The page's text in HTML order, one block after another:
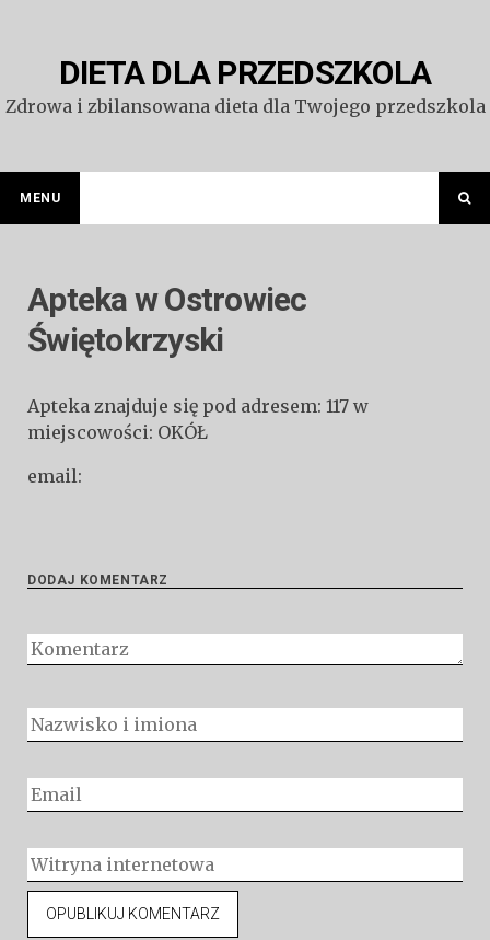
DIETA DLA PRZEDSZKOLA
Zdrowa i zbilansowana dieta dla Twojego przedszkola
MENU
Apteka w Ostrowiec
Świętokrzyski
Apteka znajduje się pod adresem: 117 w
miejscowości: OKÓŁ
email:
DODAJ KOMENTARZ